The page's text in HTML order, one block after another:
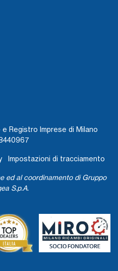
e Registro Imprese di Milano
Impostazioni di tracciamento
ed al coordinamento di Gruppo
S.p.A.